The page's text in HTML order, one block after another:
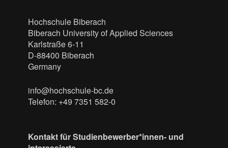
Hochschule Biberach
Biberach University of Applied Sciences
Karlstraße 6-11
D-88400 Biberach
Germany
info@hochschule-bc.de
Telefon: +49 7351 582-0
Kontakt für Studienbewerber*innen- und